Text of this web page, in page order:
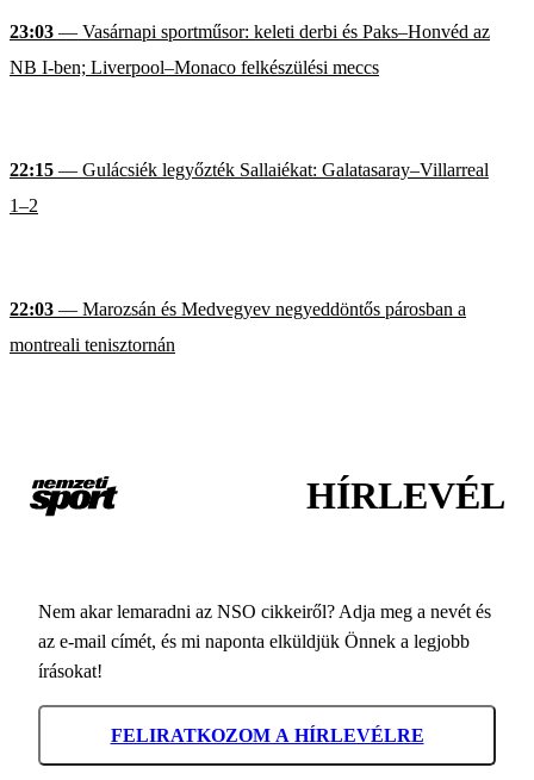
23:03 — Vasárnapi sportműsor: keleti derbi és Paks–Honvéd az
NB I-ben; Liverpool–Monaco felkészülési meccs
22:15 — Gulácsiék legyőzték Sallaiékat: Galatasaray–Villarreal
1–2
22:03 — Marozsán és Medvegyev negyeddöntős párosban a
montreali tenisztornán
HÍRLEVÉL
Nem akar lemaradni az NSO cikkeiről? Adja meg a nevét és
az e-mail címét, és mi naponta elküldjük Önnek a legjobb
írásokat!
FELIRATKOZOM A HÍRLEVÉLRE